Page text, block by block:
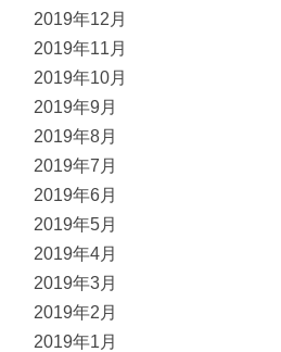
2019年12月
2019年11月
2019年10月
2019年9月
2019年8月
2019年7月
2019年6月
2019年5月
2019年4月
2019年3月
2019年2月
2019年1月